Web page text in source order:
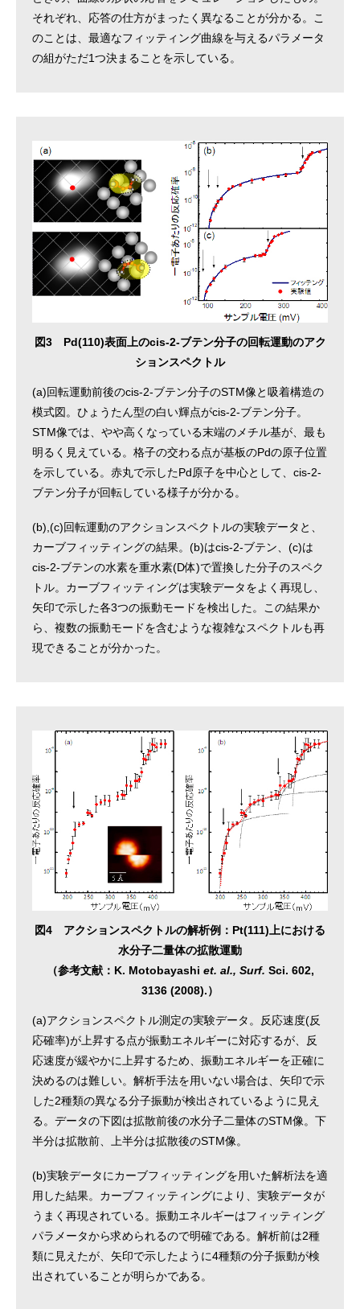
それぞれ、応答の仕方がまったく異なることが分かる。こ
のことは、最適なフィッティング曲線を与えるパラメータ
の組がただ1つ決まることを示している。
図3 Pd(110)表面上のcis-2-ブテン分子の回転運動のアク
ションスペクトル
(a)回転運動前後のcis-2-ブテン分子のSTM像と吸着構造の
模式図。ひょうたん型の白い輝点がcis-2-ブテン分子。
STM像では、やや高くなっている末端のメチル基が、最も
明るく見えている。格子の交わる点が基板のPdの原子位置
を示している。赤丸で示したPd原子を中心として、cis-2-
ブテン分子が回転している様子が分かる。
(b),(c)回転運動のアクションスペクトルの実験データと、
カーブフィッティングの結果。(b)はcis-2-ブテン、(c)は
cis-2-ブテンの水素を重水素(D体)で置換した分子のスペク
トル。カーブフィッティングは実験データをよく再現し、
矢印で示した各3つの振動モードを検出した。この結果か
ら、複数の振動モードを含むような複雑なスペクトルも再
現できることが分かった。
図4 アクションスペクトルの解析例：Pt(111)上における
水分子二量体の拡散運動
（参考文献：K. Motobayashi et. al., Surf. Sci. 602,
3136 (2008).）
(a)アクションスペクトル測定の実験データ。反応速度(反
応確率)が上昇する点が振動エネルギーに対応するが、反
応速度が緩やかに上昇するため、振動エネルギーを正確に
決めるのは難しい。解析手法を用いない場合は、矢印で示
した2種類の異なる分子振動が検出されているように見え
る。データの下図は拡散前後の水分子二量体のSTM像。下
半分は拡散前、上半分は拡散後のSTM像。
(b)実験データにカーブフィッティングを用いた解析法を適
用した結果。カーブフィッティングにより、実験データが
うまく再現されている。振動エネルギーはフィッティング
パラメータから求められるので明確である。解析前は2種
類に見えたが、矢印で示したように4種類の分子振動が検
出されていることが明らかである。